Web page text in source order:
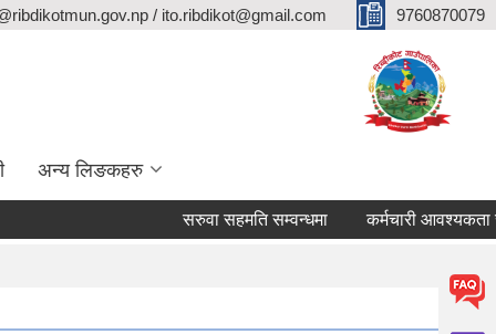
/ ito.ribdikot@gmail.com 9760870079
अन्य लिङकहरु
सरुवा सहमति सम्वन्धमा कर्मचारी आवश्यकता